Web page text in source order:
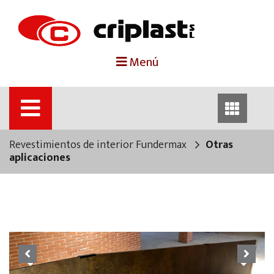
Menú
portada
criplast
trabajos destacados
Revestimientos de interior Fundermax Otras
aplicaciones
Previous Next